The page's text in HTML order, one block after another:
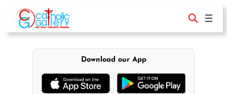
content
Download our App